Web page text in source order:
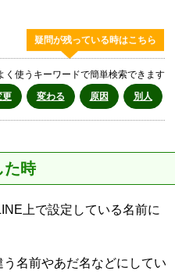
疑問が残っている時はこちら
く使うキーワードで簡単検索できます
更 変わる 原因 別人
た時
上で設定している名前に
名前やあだ名などにしてい